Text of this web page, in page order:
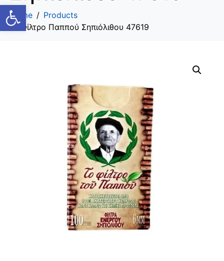
Ανοίξτε τη γραμμή εργαλείων
Home
Products
Φίλτρο Παππού Σηπιόλιθου 47619